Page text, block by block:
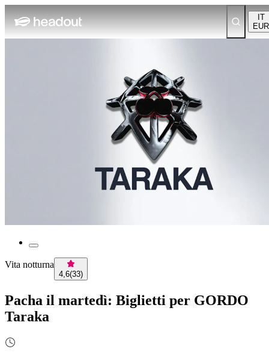
IT
EUR
Vita notturna
4,6(33)
Pacha il martedì: Biglietti per GORDO
Taraka